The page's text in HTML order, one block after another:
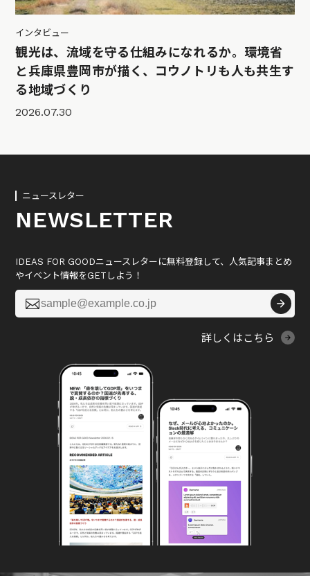
インタビュー
観光は、流域を守る仕組みになれるか。環境省
と兵庫県豊岡市が描く、コウノトリも人も共生す
る地域づくり
2026.07.30
ニュースレター
NEWSLETTER
IDEAS FOR GOODニュースレターに無料登録して、人気記事まとめ
やイベント情報をGETしよう！

詳しくはこちら